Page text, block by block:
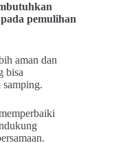
pemulihan
aman dan
bisa
samping.